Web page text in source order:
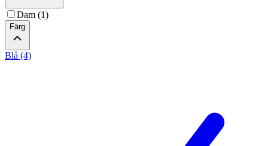
Dam (1)
Färg
Blå (4)